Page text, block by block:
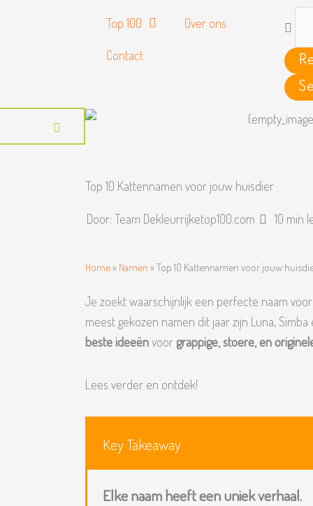
Top 100 Over ons
Contact
...
Top 10 Kattennamen voor jouw huisdier
Door: Team Dekleurrijketop100.com 10 min
Home» Namen » Top 10 Kattennamen voor jouw
Je zoekt waarschijnlijk een perfecte naam
meest gekozen namen dit jaar zijn Luna,
beste ideeënvoor grappige, stoere, en
Lees verder en ontdek!
Key Takeaway
Elke naam heeft een uniek verhaal.